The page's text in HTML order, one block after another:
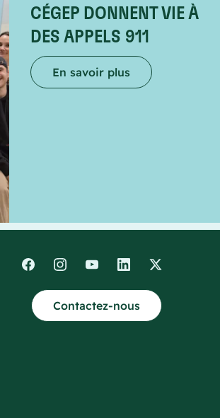
CÉGEP DONNENT VIE À
DES APPELS 911
En savoir plus
Contactez-nous